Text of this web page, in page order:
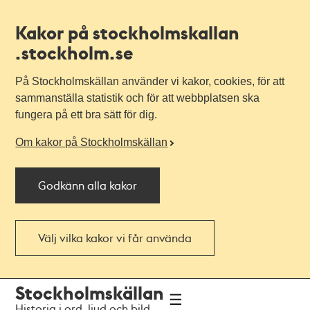
Kakor på stockholmskallan
.stockholm.se
På Stockholmskällan använder vi kakor, cookies, för att
sammanställa statistik och för att webbplatsen ska
fungera på ett bra sätt för dig.
Om kakor på Stockholmskällan
Godkänn alla kakor
Välj vilka kakor vi får använda
navigationen
huvudinnehållet
Stockholmskällan